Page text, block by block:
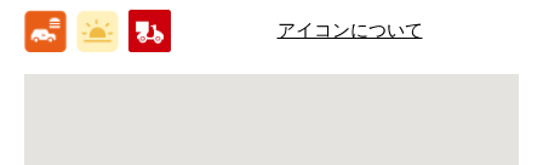
アイコンについて